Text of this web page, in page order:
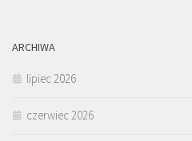
ARCHIWA
lipiec 2026
czerwiec 2026